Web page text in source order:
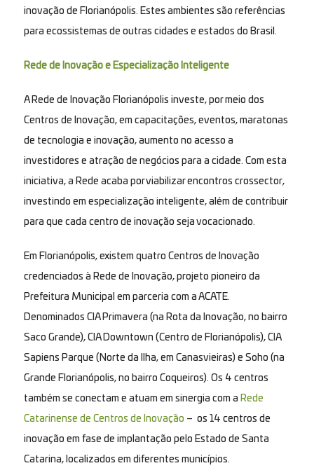
inovação de Florianópolis. Estes ambientes são referências
para ecossistemas de outras cidades e estados do Brasil.
Rede de Inovação e Especialização Inteligente
A Rede de Inovação Florianópolis investe, por meio dos
Centros de Inovação, em capacitações, eventos, maratonas
de tecnologia e inovação, aumento no acesso a
investidores e atração de negócios para a cidade. Com esta
iniciativa, a Rede acaba por viabilizar encontros crossector,
investindo em especialização inteligente, além de contribuir
para que cada centro de inovação seja vocacionado.
Em Florianópolis, existem quatro Centros de Inovação
credenciados à Rede de Inovação, projeto pioneiro da
Prefeitura Municipal em parceria com a ACATE.
Denominados CIA Primavera (na Rota da Inovação, no bairro
Saco Grande), CIA Downtown (Centro de Florianópolis), CIA
Sapiens Parque (Norte da Ilha, em Canasvieiras) e Soho (na
Grande Florianópolis, no bairro Coqueiros). Os 4 centros
também se conectam e atuam em sinergia com a Rede
Catarinense de Centros de Inovação – os 14 centros de
inovação em fase de implantação pelo Estado de Santa
Catarina, localizados em diferentes municípios.